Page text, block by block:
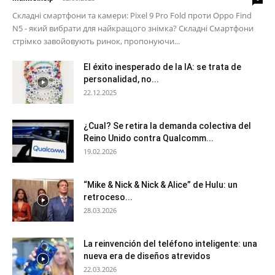
Складні смартфони та камери: Pixel 9 Pro Fold проти Oppo Find
N5 - який вибрати для найкращого знімка? Складні Смартфони
стрімко завойовують ринок, пропонуючи...
El éxito inesperado de la IA: se trata de
personalidad, no...
22.12.2025
¿Cual? Se retira la demanda colectiva del
Reino Unido contra Qualcomm...
19.02.2026
“Mike & Nick & Nick & Alice” de Hulu: un
retroceso...
28.03.2026
La reinvención del teléfono inteligente: una
nueva era de diseños atrevidos
22.03.2026